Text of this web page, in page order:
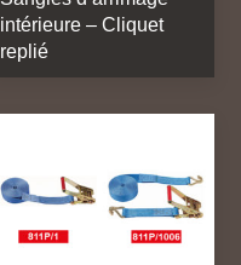
intérieure – Cliquet
replié